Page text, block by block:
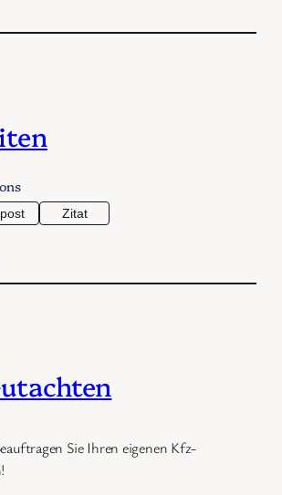
Zitat
Sie Ihren eigenen Kfz-